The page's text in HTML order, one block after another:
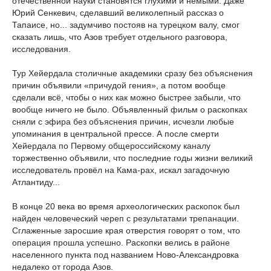
Юрий Сенкевич, сделавший великолепный рассказ о
Тапаисе, но... задумчиво постояв на турецком валу, смог
сказать лишь, что Азов требует отдельного разговора,
исследования.
Тур Хейердала столичные академики сразу без объяснения
причин объявили «причудой гения», а потом вообще
сделали всё, чтобы о них как можно быстрее забыли, что
вообще ничего не было. Объявленный фильм о раскопках
сняли с эфира без объяснения причин, исчезли любые
упоминания в центральной прессе. А после смерти
Хейердала по Первому общероссийскому каналу
торжественно объявили, что последние годы жизни великий
исследователь провёл на Кама-рах, искал загадочную
Атлантиду...
В конце 20 века во время археологических раскопок был
найден человеческий череп с результатами трепанации.
Сглаженные заросшие края отверстия говорят о том, что
операция прошла успешно. Раскопки велись в районе
населенного пункта под названием Ново-Александровка
недалеко от города Азов.